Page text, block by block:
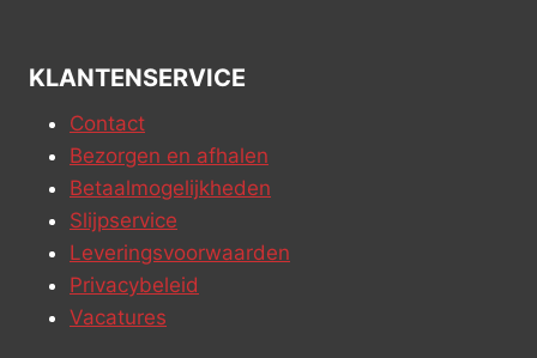
KLANTENSERVICE
Contact
Bezorgen en afhalen
Betaalmogelijkheden
Slijpservice
Leveringsvoorwaarden
Privacybeleid
Vacatures